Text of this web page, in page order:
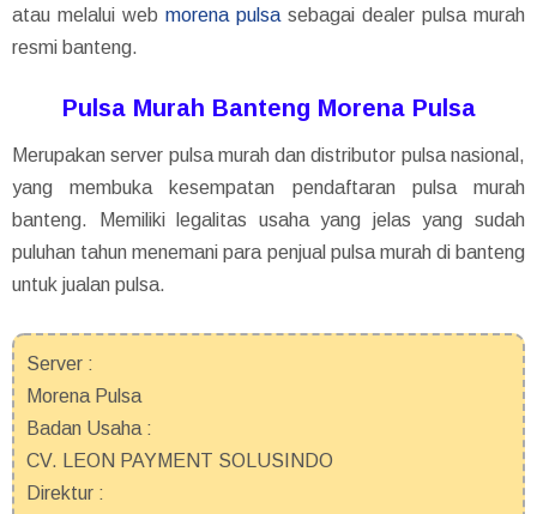
atau melalui web morena pulsa sebagai dealer pulsa murah
resmi banteng.
Pulsa Murah Banteng Morena Pulsa
Merupakan server pulsa murah dan distributor pulsa nasional,
yang membuka kesempatan pendaftaran pulsa murah
banteng. Memiliki legalitas usaha yang jelas yang sudah
puluhan tahun menemani para penjual pulsa murah di banteng
untuk jualan pulsa.
Server :
Morena Pulsa
Badan Usaha :
CV. LEON PAYMENT SOLUSINDO
Direktur :